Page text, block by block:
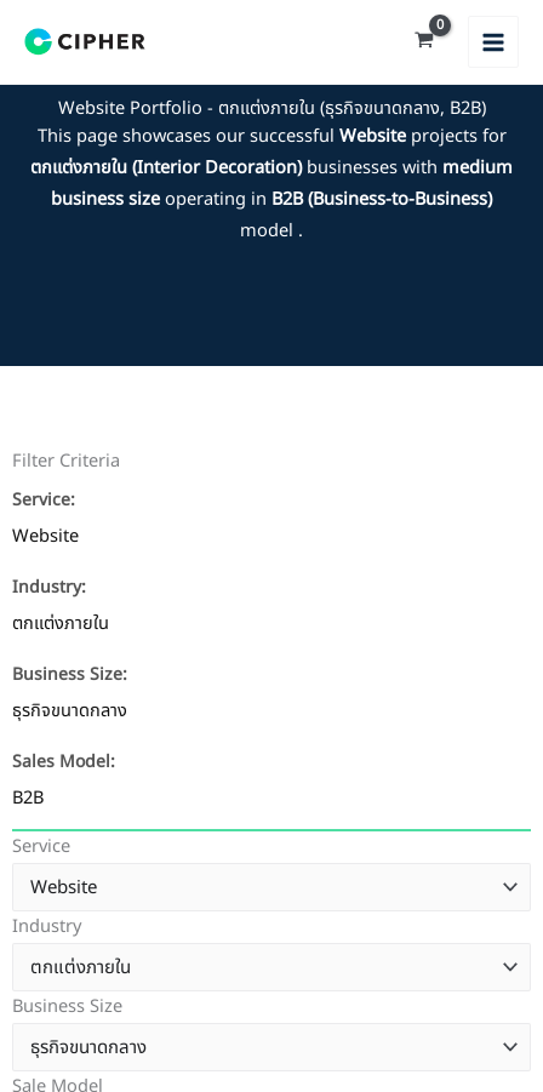
Website Portfolio - ตกแต่งภายใน (ธุรกิจขนาดกลาง, B2B)
This page showcases our successful Websiteprojects for
ตกแต่งภายใน (Interior Decoration)businesses with medium
business sizeoperating in B2B (Business-to-Business)
model .
Filter Criteria
Service:
Website
Industry:
ตกแต่งภายใน
Business Size:
ธุรกิจขนาดกลาง
Sales Model:
B2B
Service
Industry
Business Size